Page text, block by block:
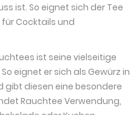
ist. So eignet sich der Tee
Cocktails und
ist seine vielseitige
eignet er sich als Gewürz in
gibt diesen eine besondere
Rauchtee Verwendung,